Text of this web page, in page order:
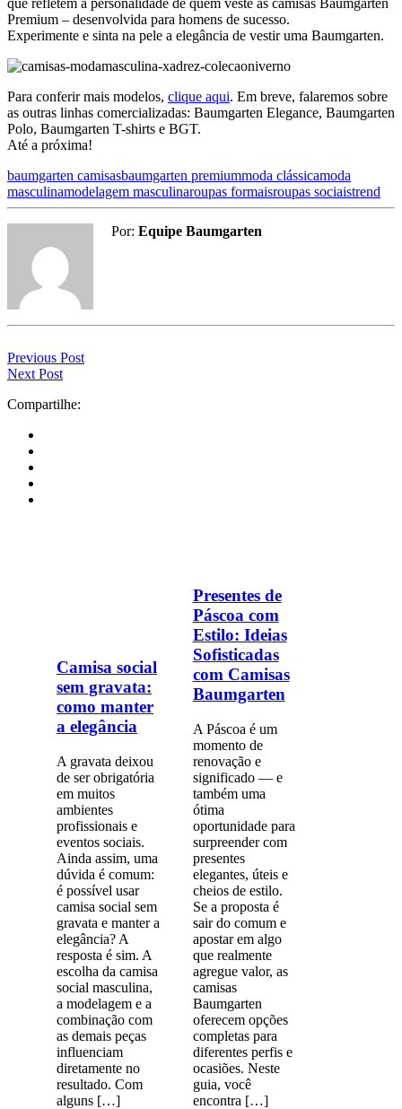
que refletem a personalidade de quem veste as camisas Baumgarten
Premium – desenvolvida para homens de sucesso.
Experimente e sinta na pele a elegância de vestir uma Baumgarten.
Para conferir mais modelos, clique aqui. Em breve, falaremos sobre
as outras linhas comercializadas: Baumgarten Elegance, Baumgarten
Polo, Baumgarten T-shirts e BGT.
Até a próxima!
baumgarten camisasbaumgarten premiummoda clássicamoda
masculinamodelagem masculinaroupas formaisroupas sociaistrend
Por: Equipe Baumgarten
Previous Post
Next Post
Compartilhe:
Camisa social
sem gravata:
como manter
a elegância
A gravata deixou
de ser obrigatória
em muitos
ambientes
profissionais e
eventos sociais.
Ainda assim, uma
dúvida é comum:
é possível usar
camisa social sem
gravata e manter a
elegância? A
resposta é sim. A
escolha da camisa
social masculina,
a modelagem e a
combinação com
as demais peças
influenciam
diretamente no
resultado. Com
alguns […]
Presentes de
Páscoa com
Estilo: Ideias
Sofisticadas
com Camisas
Baumgarten
A Páscoa é um
momento de
renovação e
significado — e
também uma
ótima
oportunidade para
surpreender com
presentes
elegantes, úteis e
cheios de estilo.
Se a proposta é
sair do comum e
apostar em algo
que realmente
agregue valor, as
camisas
Baumgarten
oferecem opções
completas para
diferentes perfis e
ocasiões. Neste
guia, você
encontra […]